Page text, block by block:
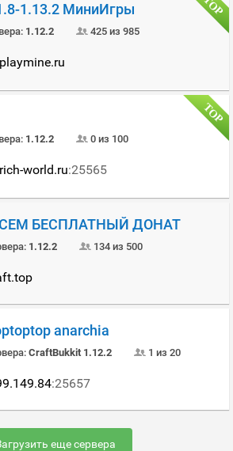
1.13.2 МиниИгры
1.12.2 425 из 985
1.12.2 0 из 100
world.ru:25565
СЕМ БЕСПЛАТНЫЙ ДОНАТ
1.12.2 134 из 500
anarchia
CraftBukkit 1.12.2 1 из 20
:25657
еще сервера